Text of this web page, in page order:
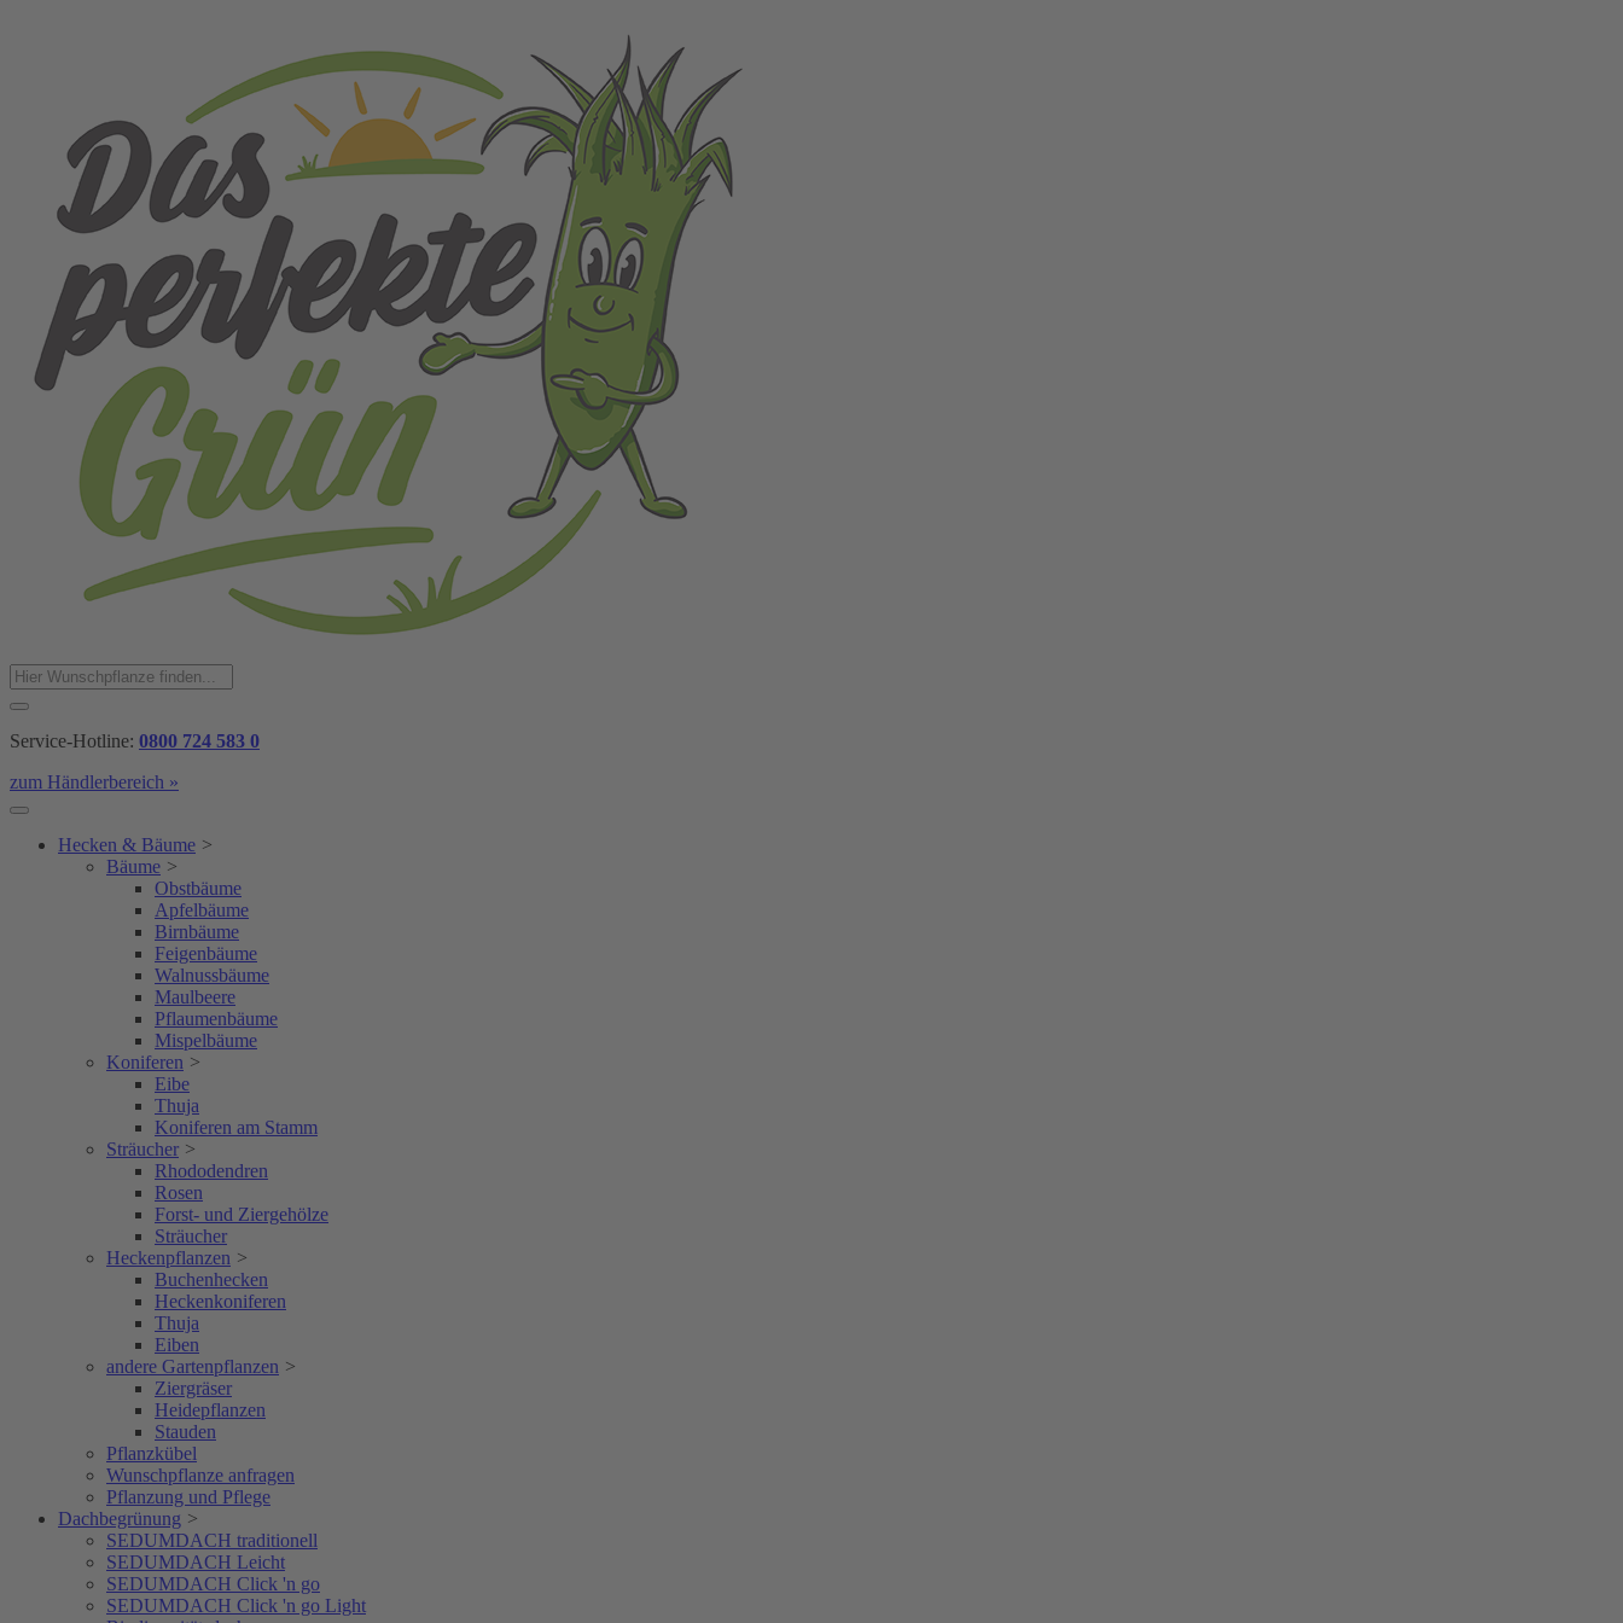
Service-Hotline: 0800 724 583 0
zum Händlerbereich »
Hecken & Bäume >
Bäume >
Obstbäume
Apfelbäume
Birnbäume
Feigenbäume
Walnussbäume
Maulbeere
Pflaumenbäume
Mispelbäume
Koniferen >
Eibe
Thuja
Koniferen am Stamm
Sträucher >
Rhododendren
Rosen
Forst- und Ziergehölze
Sträucher
Heckenpflanzen >
Buchenhecken
Heckenkoniferen
Thuja
Eiben
andere Gartenpflanzen >
Ziergräser
Heidepflanzen
Stauden
Pflanzkübel
Wunschpflanze anfragen
Pflanzung und Pflege
Dachbegrünung >
SEDUMDACH traditionell
SEDUMDACH Leicht
SEDUMDACH Click 'n go
SEDUMDACH Click 'n go Light